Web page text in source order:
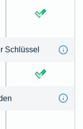
Schlüssel